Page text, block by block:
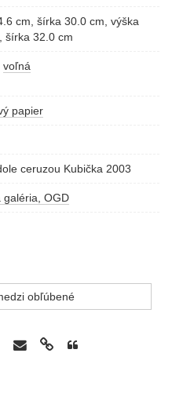
cm, šírka 30.0 cm, výška
šírka 32.0 cm
voľná
papier
ceruzou Kubička 2003
galéria, OGD
obľúbené